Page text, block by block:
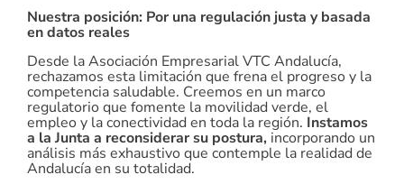
Nuestra posición: Por una regulación justa y basada
en datos reales
Desde la Asociación Empresarial VTC Andalucía,
rechazamos esta limitación que frena el progreso y la
competencia saludable. Creemos en un marco
regulatorio que fomente la movilidad verde, el
empleo y la conectividad en toda la región. Instamos
a la Junta a reconsiderar su postura, incorporando un
análisis más exhaustivo que contemple la realidad de
Andalucía en su totalidad.